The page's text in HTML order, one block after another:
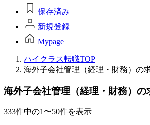
保存済み
新規登録
Mypage
ハイクラス転職TOP
海外子会社管理（経理・財務）の
海外子会社管理（経理・財務）の
333件中の1〜50件を表示